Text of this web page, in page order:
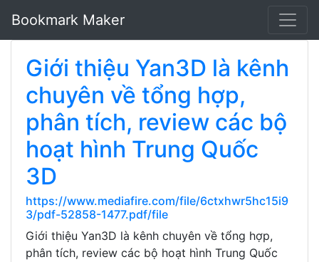
Bookmark Maker
Giới thiệu Yan3D là kênh
chuyên về tổng hợp,
phân tích, review các bộ
hoạt hình Trung Quốc
3D
https://www.mediafire.com/file/6ctxhwr5hc15i9
3/pdf-52858-1477.pdf/file
Giới thiệu Yan3D là kênh chuyên về tổng hợp,
phân tích, review các bộ hoạt hình Trung Quốc